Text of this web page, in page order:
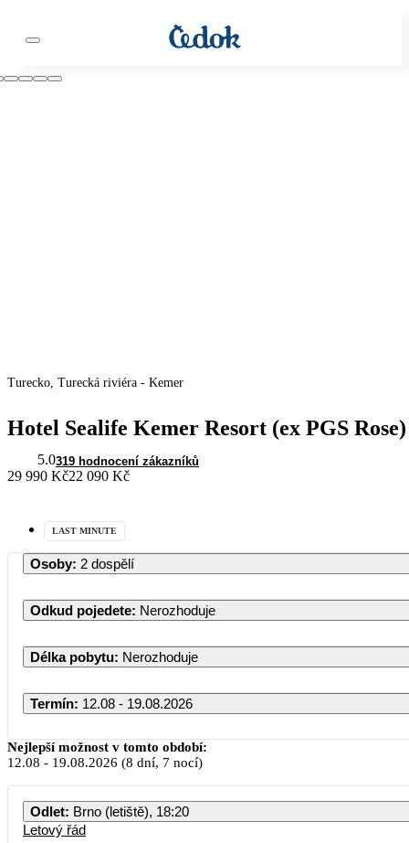
Turecko, Turecká riviéra - Kemer
Hotel Sealife Kemer Resort (ex PGS Rose)
5.0319 hodnocení zákazníků
29 990 Kč22 090 Kč
LAST MINUTE
Osoby: 2 dospělí
Odkud pojedete: Nerozhoduje
Délka pobytu: Nerozhoduje
Termín: 12.08 - 19.08.2026
Nejlepší možnost v tomto období:
12.08 - 19.08.2026 (8 dní, 7 nocí)
Odlet: Brno (letiště), 18:20
Letový řád